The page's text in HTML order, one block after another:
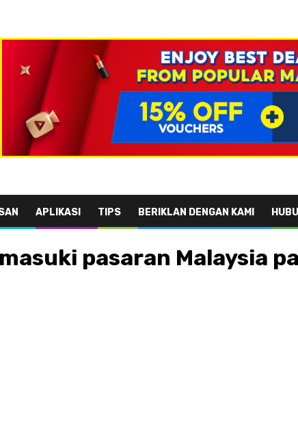
APLIKASI TIPS BERIKLAN DENGAN KAMI
pasaran Malaysia